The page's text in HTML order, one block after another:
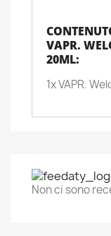
VAPR.
20ML:
1x VAPR.
Non ci sono